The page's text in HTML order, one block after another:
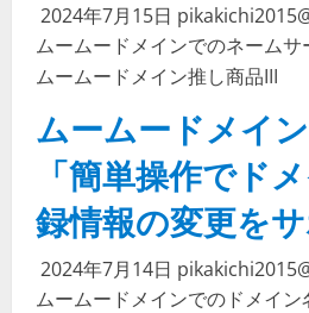
2024年7月15日
ムームードメインでのネーム
ムームードメイン推し商品III
ムームードメイ
「簡単操作でド
録情報の変更をサ
2024年7月14日
ムームードメインでのドメイ